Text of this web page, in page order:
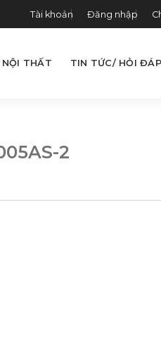
Tài khoản Đăng nhập
NỘI THẤT TIN TỨC/ HỎI ĐÁP
2